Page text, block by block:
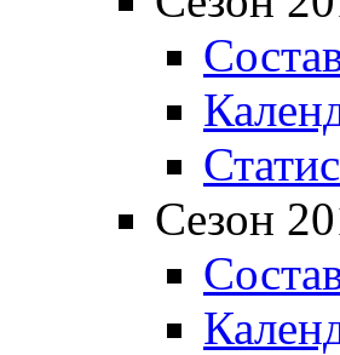
Сезон